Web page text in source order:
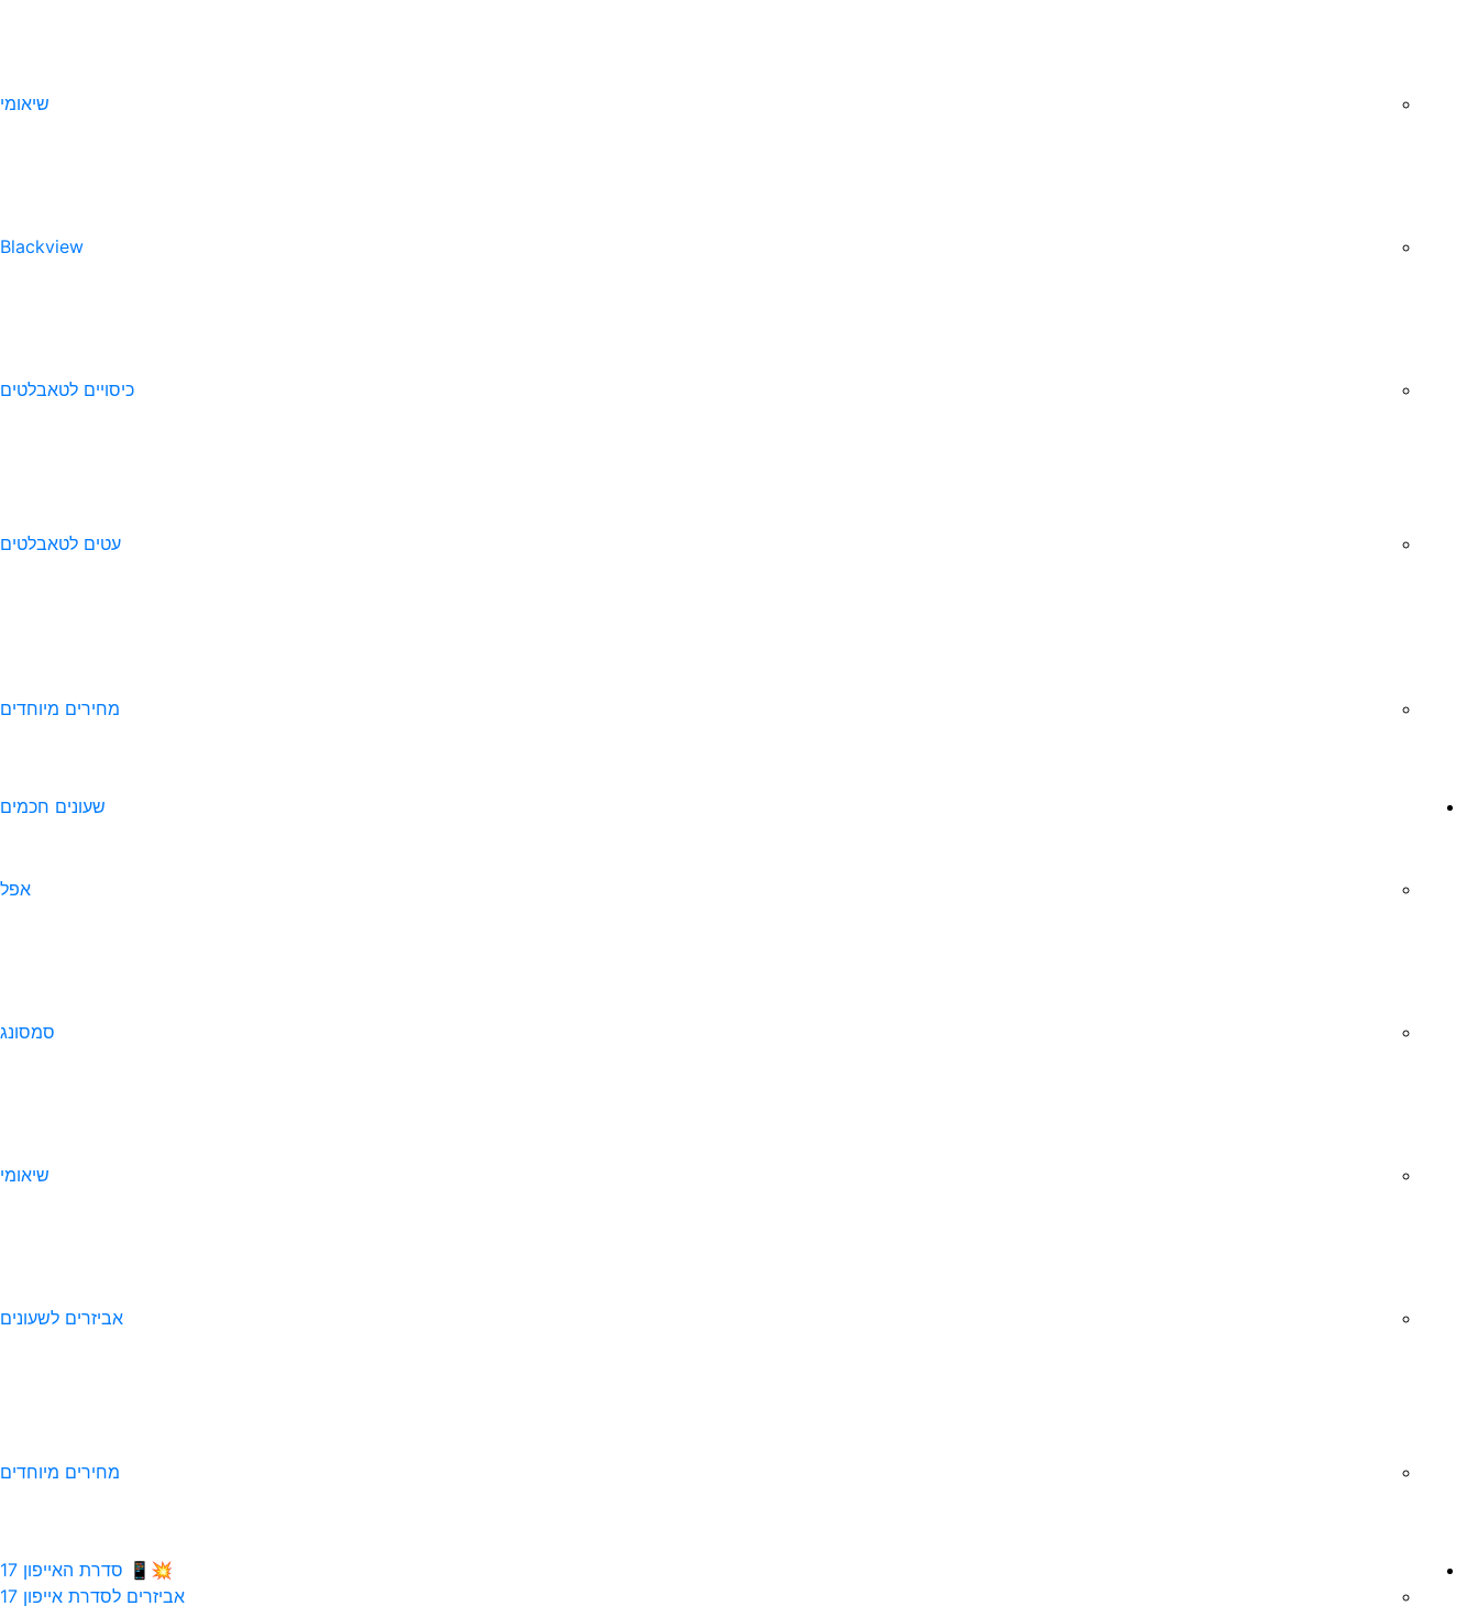
שיאומי
Blackview
כיסויים לטאבלטים
עטים לטאבלטים
מחירים מיוחדים
שעונים חכמים
אפל
סמסונג
שיאומי
אביזרים לשעונים
מחירים מיוחדים
💥📱 סדרת האייפון 17
אביזרים לסדרת אייפון 17